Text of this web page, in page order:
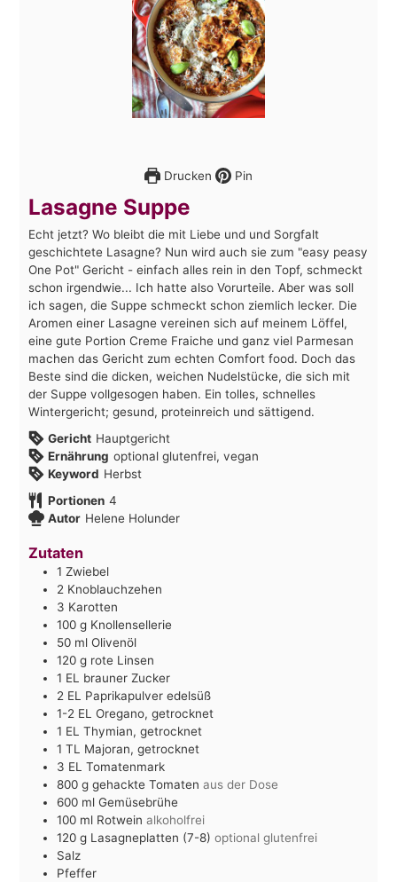
Drucken Pin
Lasagne Suppe
Echt jetzt? Wo bleibt die mit Liebe und und Sorgfalt
geschichtete Lasagne? Nun wird auch sie zum "easy peasy
One Pot" Gericht - einfach alles rein in den Topf, schmeckt
schon irgendwie... Ich hatte also Vorurteile. Aber was soll
ich sagen, die Suppe schmeckt schon ziemlich lecker. Die
Aromen einer Lasagne vereinen sich auf meinem Löffel,
eine gute Portion Creme Fraiche und ganz viel Parmesan
machen das Gericht zum echten Comfort food. Doch das
Beste sind die dicken, weichen Nudelstücke, die sich mit
der Suppe vollgesogen haben. Ein tolles, schnelles
Wintergericht; gesund, proteinreich und sättigend.
Gericht Hauptgericht
Ernährung optional glutenfrei, vegan
Keyword Herbst
Portionen 4
Autor Helene Holunder
Zutaten
1 Zwiebel
2 Knoblauchzehen
3 Karotten
100 g Knollensellerie
50 ml Olivenöl
120 g rote Linsen
1 EL brauner Zucker
2 EL Paprikapulver edelsüß
1-2 EL Oregano, getrocknet
1 EL Thymian, getrocknet
1 TL Majoran, getrocknet
3 EL Tomatenmark
800 g gehackte Tomaten aus der Dose
600 ml Gemüsebrühe
100 ml Rotwein alkoholfrei
120 g Lasagneplatten (7-8) optional glutenfrei
Salz
Pfeffer